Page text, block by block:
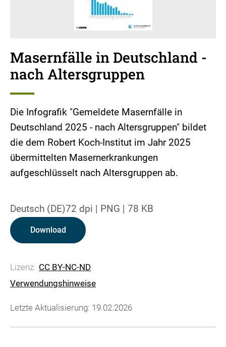
Masernfälle in Deutschland -
nach Altersgruppen
Die Infografik "Gemeldete Masernfälle in
Deutschland 2025 - nach Altersgruppen" bildet
die dem Robert Koch-Institut im Jahr 2025
übermittelten Masernerkrankungen
aufgeschlüsselt nach Altersgruppen ab.
Deutsch (DE)72 dpi | PNG | 78 KB
Download
Lizenz: CC BY-NC-ND
Verwendungshinweise
Letzte Aktualisierung: 19.02.2026